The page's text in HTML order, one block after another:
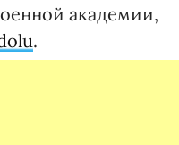
академии,
.